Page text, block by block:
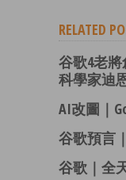
RELATED
谷歌4老
科學家迪
AI改圖｜
谷歌預言
谷歌｜全